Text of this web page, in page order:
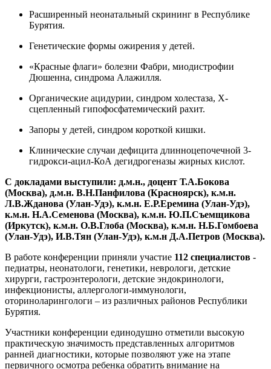
Расширенный неонатальный скрининг в Республике
Бурятия.
Генетические формы ожирения у детей.
«Красные флаги» болезни Фабри, миодистрофии
Дюшенна, синдрома Алажилля.
Органические ацидурии, синдром холестаза, Х-
сцепленный гипофосфатемический рахит.
Запоры у детей, синдром короткой кишки.
Клинические случаи дефицита длинноцепочечной 3-
гидрокси-ацил-КоА дегидрогеназы жирных кислот.
С докладами выступили: д.м.н., доцент Т.А.Бокова
(Москва), д.м.н. В.Н.Панфилова (Красноярск), к.м.н.
Л.В.Жданова (Улан-Удэ), к.м.н. Е.Р.Еремина (Улан-Удэ),
к.м.н. Н.А.Семенова (Москва), к.м.н. Ю.П.Съемщикова
(Иркутск), к.м.н. О.В.Глоба (Москва), к.м.н. Н.Б.Гомбоева
(Улан-Удэ), И.В.Тян (Улан-Удэ), к.м.н Д.А.Петров (Москва).
В работе конференции приняли участие 112 специалистов -
педиатры, неонатологи, генетики, неврологи, детские
хирурги, гастроэнтерологи, детские эндокринологи,
инфекционисты, аллергологи-иммунологи,
оториноларингологи – из различных районов Республики
Бурятия.
Участники конференции единодушно отметили высокую
практическую значимость представленных алгоритмов
ранней диагностики, которые позволяют уже на этапе
первичного осмотра ребенка обратить внимание на